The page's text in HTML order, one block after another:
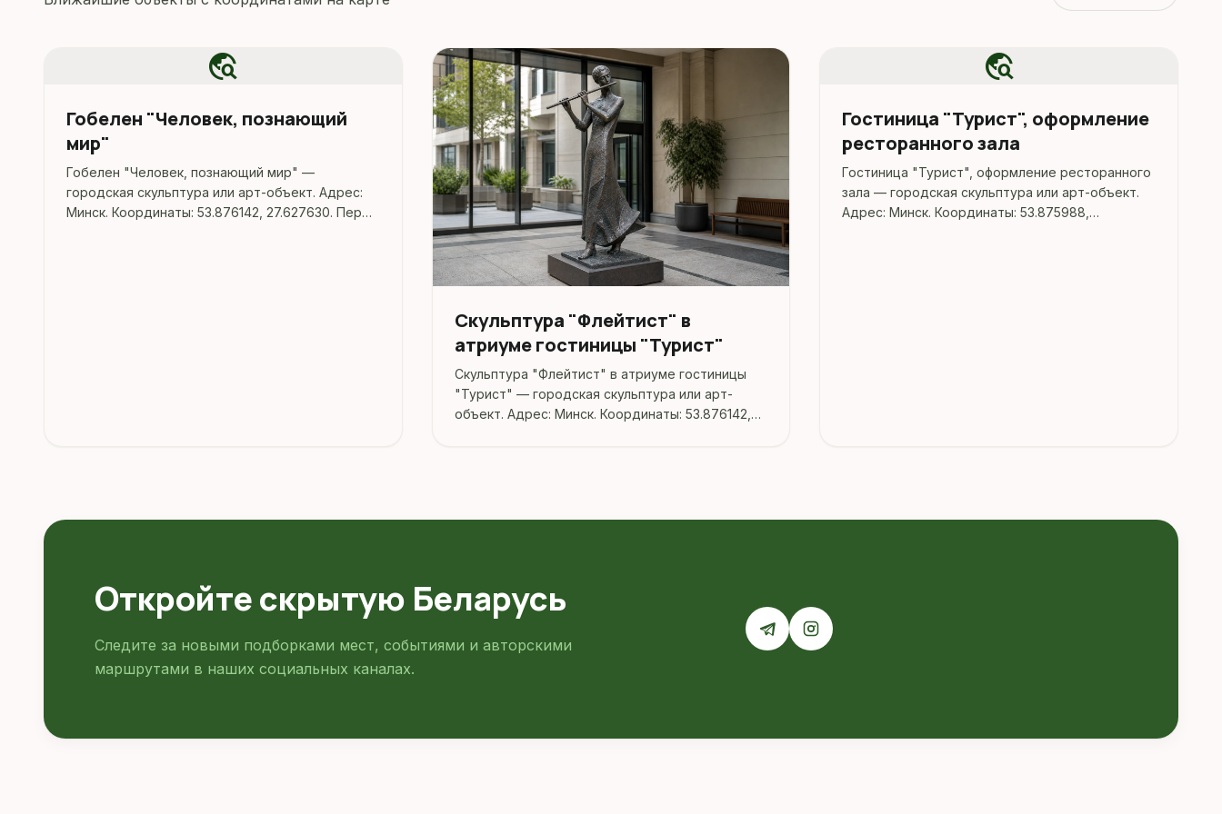
travel_explore
Гобелен "Человек, познающий
мир"
Гобелен "Человек, познающий мир" —
городская скульптура или арт-объект. Адрес:
Минск. Координаты: 53.876142, 27.627630. Перед
Скульптура "Флейтист" в
атриуме гостиницы "Турист"
Скульптура "Флейтист" в атриуме гостиницы
"Турист" — городская скульптура или арт-
объект. Адрес: Минск. Координаты: 53.876142,
travel_explore
Гостиница "Турист", оформление
ресторанного зала
Гостиница "Турист", оформление ресторанного
зала — городская скульптура или арт-объект.
Адрес: Минск. Координаты: 53.875988,
Откройте скрытую Беларусь
Следите за новыми подборками мест, событиями и авторскими
маршрутами в наших социальных каналах.